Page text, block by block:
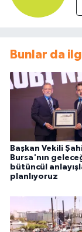
Bunlar da
Başkan Vekili
Bursa'nın
bütüncül
planlıyoruz